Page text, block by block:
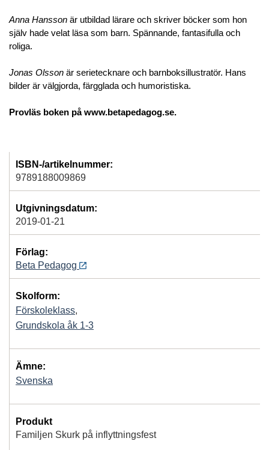
Anna Hansson är utbildad lärare och skriver böcker som hon
själv hade velat läsa som barn. Spännande, fantasifulla och
roliga.
Jonas Olsson är serietecknare och barnboksillustratör. Hans
bilder är välgjorda, färgglada och humoristiska.
Provläs boken på www.betapedagog.se.
ISBN-/artikelnummer:
9789188009869
Utgivningsdatum:
2019-01-21
Förlag:
Beta Pedagog
Skolform:
Förskoleklass,
Grundskola åk 1-3
Ämne:
Svenska
Produkt
Familjen Skurk på inflyttningsfest